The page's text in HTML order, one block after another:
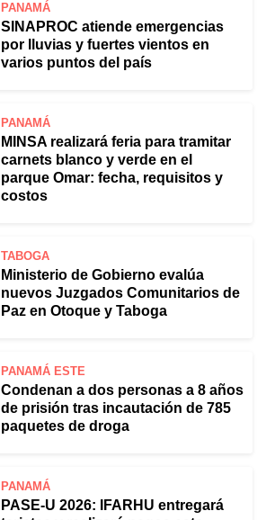
PANAMÁ
SINAPROC atiende emergencias
por lluvias y fuertes vientos en
varios puntos del país
PANAMÁ
MINSA realizará feria para tramitar
carnets blanco y verde en el
parque Omar: fecha, requisitos y
costos
TABOGA
Ministerio de Gobierno evalúa
nuevos Juzgados Comunitarios de
Paz en Otoque y Taboga
PANAMÁ ESTE
Condenan a dos personas a 8 años
de prisión tras incautación de 785
paquetes de droga
PANAMÁ
PASE-U 2026: IFARHU entregará